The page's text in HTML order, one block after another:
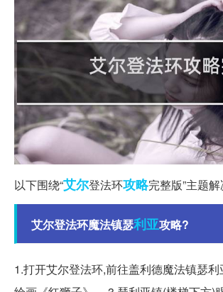
以下围绕“艾尔登法环攻略完整版”主题
艾尔登法环魔法镇瑟利亚攻略?
1.打开艾尔登法环,前往盖利德魔法镇瑟